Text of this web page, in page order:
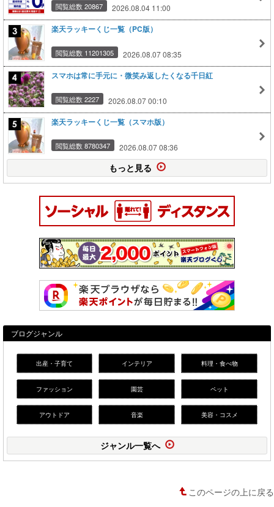
閲覧総数 20867 2026.08.04 11:00
楽天ラッキーくじ一覧（PC版）
閲覧総数 11201305 2026.08.07 08:35
スマホは常に手元に・微笑み返したくなる千日紅
閲覧総数 2227 2026.08.07 00:10
楽天ラッキーくじ一覧（スマホ版）
閲覧総数 8780347 2026.08.07 08:36
もっと見る
ブログジャンル
出産・子育て インテリア 料理・食べ物
ファッション 園芸 ペット
アウトドア 音楽 美容・コスメ
ジャンル一覧へ
このページの上に戻る